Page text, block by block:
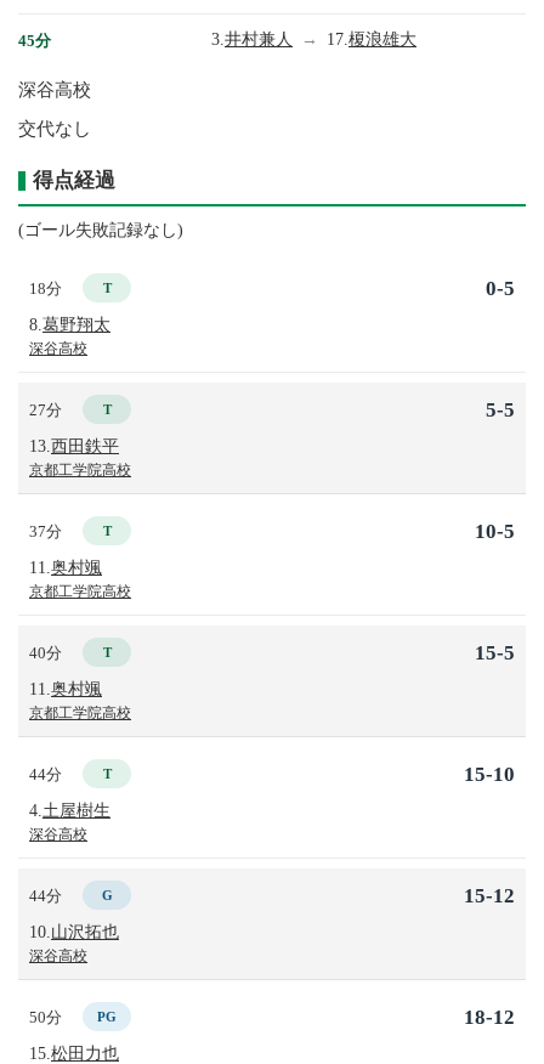
45分 3. 井村兼人 → 17. 榎浪雄大
深谷高校
交代なし
得点経過
(ゴール失敗記録なし)
18分 T
8. 葛野翔太
深谷高校
0-5
27分 T
13. 西田鉄平
京都工学院高校
5-5
37分 T
11. 奥村颯
京都工学院高校
10-5
40分 T
11. 奥村颯
京都工学院高校
15-5
44分 T
4. 土屋樹生
深谷高校
15-10
44分 G
10. 山沢拓也
深谷高校
15-12
50分 PG
15. 松田力也
18-12